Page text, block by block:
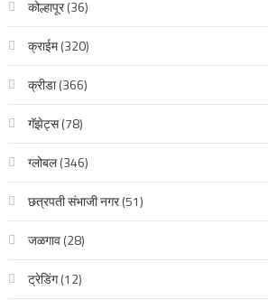
कोल्हापूर(36)
क्राईम(320)
क्रीडा(366)
गॅझेट्स(78)
ग्लोबल(346)
छत्रपती संभाजी नगर(51)
जळगाव(28)
ट्रेडिंग(12)